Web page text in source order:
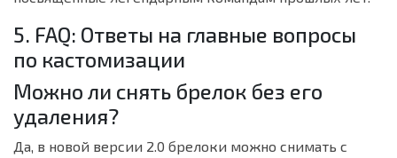
5. FAQ: Ответы на главные вопросы
по кастомизации
Можно ли снять брелок без его
удаления?
Да, в новой версии 2.0 брелоки можно снимать с